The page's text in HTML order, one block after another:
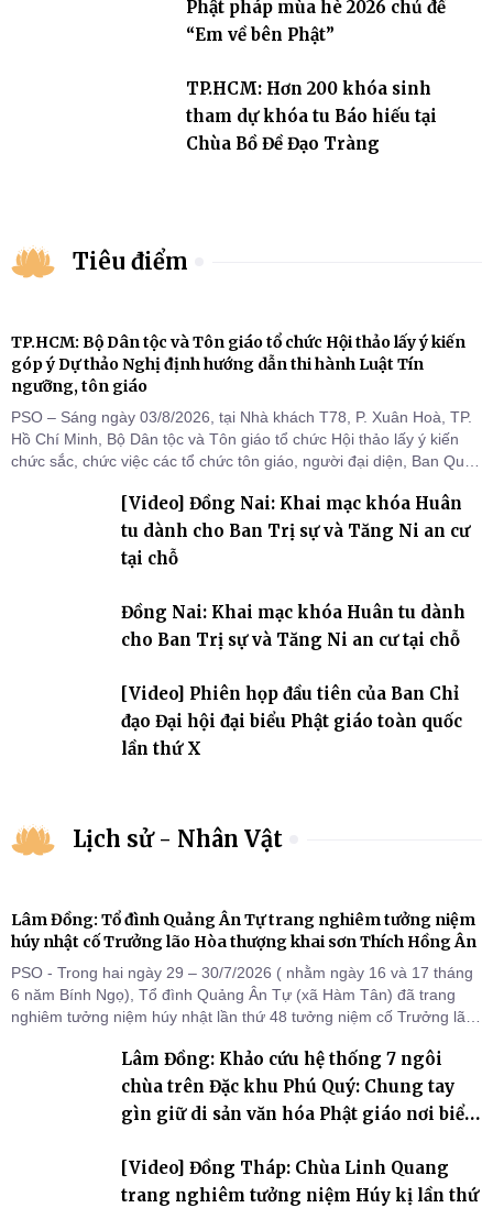
Phật pháp mùa hè 2026 chủ đề
“Em về bên Phật”
TP.HCM: Hơn 200 khóa sinh
tham dự khóa tu Báo hiếu tại
Chùa Bồ Đề Đạo Tràng
Tiêu điểm
TP.HCM: Bộ Dân tộc và Tôn giáo tổ chức Hội thảo lấy ý kiến
góp ý Dự thảo Nghị định hướng dẫn thi hành Luật Tín
ngưỡng, tôn giáo
PSO – Sáng ngày 03/8/2026, tại Nhà khách T78, P. Xuân Hoà, TP.
Hồ Chí Minh, Bộ Dân tộc và Tôn giáo tổ chức Hội thảo lấy ý kiến
chức sắc, chức việc các tổ chức tôn giáo, người đại diện, Ban Quản
góp ý hoàn thiện hồ sơ Dự thảo Nghị định quy định chi tiết một số
điều và biện pháp để tổ chức
[Video] Đồng Nai: Khai mạc khóa Huân
tu dành cho Ban Trị sự và Tăng Ni an cư
tại chỗ
Đồng Nai: Khai mạc khóa Huân tu dành
cho Ban Trị sự và Tăng Ni an cư tại chỗ
[Video] Phiên họp đầu tiên của Ban Chỉ
đạo Đại hội đại biểu Phật giáo toàn quốc
lần thứ X
Lịch sử - Nhân Vật
Lâm Đồng: Tổ đình Quảng Ân Tự trang nghiêm tưởng niệm
húy nhật cố Trưởng lão Hòa thượng khai sơn Thích Hồng Ân
PSO - Trong hai ngày 29 – 30/7/2026 ( nhằm ngày 16 và 17 tháng
6 năm Bính Ngọ), Tổ đình Quảng Ân Tự (xã Hàm Tân) đã trang
nghiêm tưởng niệm húy nhật lần thứ 48 tưởng niệm cố Trưởng lão
Chư Tôn đức Tăng Ni, môn đồ pháp quyến cùng đông đảo thiện tín
Phật tử đã đồng vân tập về đạo tràng, th
Lâm Đồng: Khảo cứu hệ thống 7 ngôi
chùa trên Đặc khu Phú Quý: Chung tay
gìn giữ di sản văn hóa Phật giáo nơi biển
[Video] Đồng Tháp: Chùa Linh Quang
trang nghiêm tưởng niệm Húy kị lần thứ